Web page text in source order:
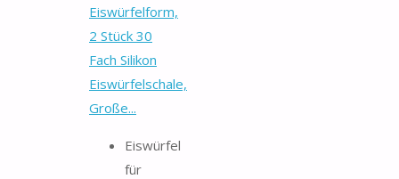
Eiswürfelform,
2 Stück 30
Fach Silikon
Eiswürfelschale,
Große...
Eiswürfel
für